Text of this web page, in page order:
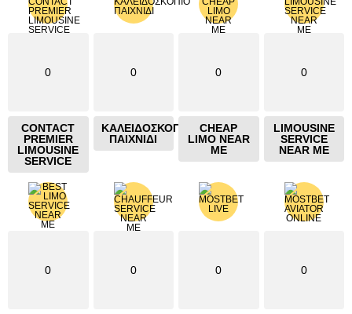
0
CONTACT
PREMIER
LIMOUSINE
SERVICE
0
ΚΑΛΕΙΔΟΣΚΟΠΙΟ
ΠΑΙΧΝΙΔΙ
0
CHEAP
LIMO NEAR
ME
0
LIMOUSINE
SERVICE
NEAR ME
0 0 0 0